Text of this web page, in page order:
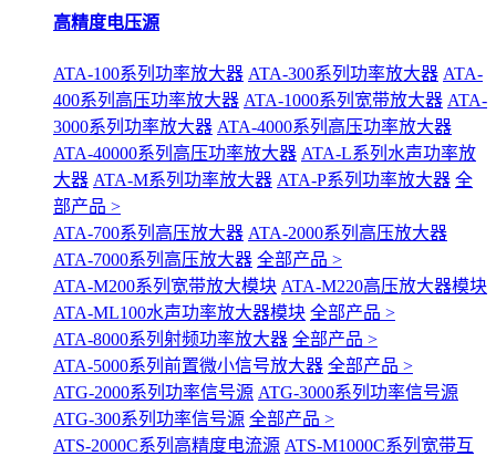
高精度电压源
ATA-100系列功率放大器 ATA-300系列功率放大器 ATA-
400系列高压功率放大器 ATA-1000系列宽带放大器 ATA-
3000系列功率放大器 ATA-4000系列高压功率放大器
ATA-40000系列高压功率放大器 ATA-L系列水声功率放
大器 ATA-M系列功率放大器 ATA-P系列功率放大器 全
部产品 >
ATA-700系列高压放大器 ATA-2000系列高压放大器
ATA-7000系列高压放大器 全部产品 >
ATA-M200系列宽带放大模块 ATA-M220高压放大器模块
ATA-ML100水声功率放大器模块 全部产品 >
ATA-8000系列射频功率放大器 全部产品 >
ATA-5000系列前置微小信号放大器 全部产品 >
ATG-2000系列功率信号源 ATG-3000系列功率信号源
ATG-300系列功率信号源 全部产品 >
ATS-2000C系列高精度电流源 ATS-M1000C系列宽带互